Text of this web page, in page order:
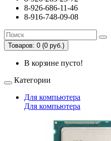
8-926-686-11-46
8-916-748-09-08
Товаров: 0 (0 руб.)
В корзине пусто!
Категории
Для компьютера
Для компьютера